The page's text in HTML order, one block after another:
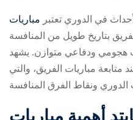
تعتبر في الدوري
بتاريخ طويل من المنافسة
هجومي ودفاعي متوازن. يشهد
مباريات الفريق، والتي